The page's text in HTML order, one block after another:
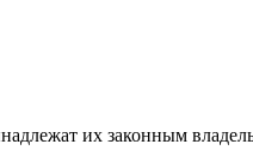
их законным